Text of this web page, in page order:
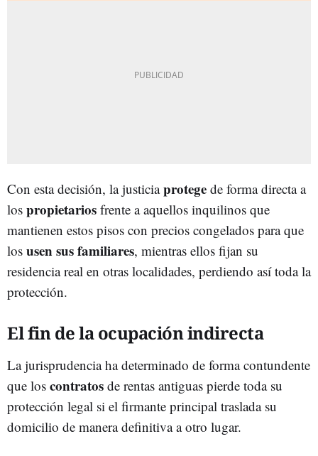
Con esta decisión, la justiciaprotege de forma directa a
los propietarios frente a aquellos inquilinos que
mantienen estos pisos con precios congelados para que
los usen sus familiares, mientras ellos fijan su
residencia real en otras localidades, perdiendo así toda la
protección.
El fin de la ocupación indirecta
La jurisprudencia ha determinado de forma contundente
que los contratos de rentas antiguas pierde toda su
protección legal si el firmante principal traslada su
domicilio de manera definitiva a otro lugar.